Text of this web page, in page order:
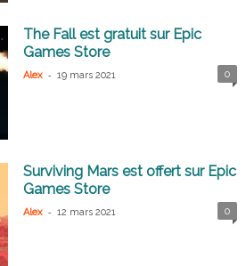
The Fall est gratuit sur Epic
Games Store
Alex - 19 mars 2021 0
Surviving Mars est offert sur Epic
Games Store
Alex - 12 mars 2021 0